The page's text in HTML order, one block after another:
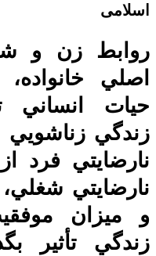
اسلامی
روابط زن و
اصلي
حيات انساني
زندگي زناشويي
نارضايتي فرد
نارضايتي
و ميزان